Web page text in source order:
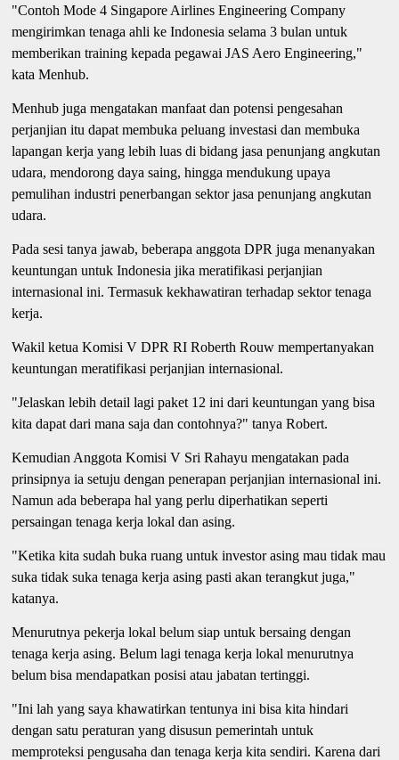
"Contoh Mode 4 Singapore Airlines Engineering Company
mengirimkan tenaga ahli ke Indonesia selama 3 bulan untuk
memberikan training kepada pegawai JAS Aero Engineering,"
kata Menhub.
Menhub juga mengatakan manfaat dan potensi pengesahan
perjanjian itu dapat membuka peluang investasi dan membuka
lapangan kerja yang lebih luas di bidang jasa penunjang angkutan
udara, mendorong daya saing, hingga mendukung upaya
pemulihan industri penerbangan sektor jasa penunjang angkutan
udara.
Pada sesi tanya jawab, beberapa anggota DPR juga menanyakan
keuntungan untuk Indonesia jika meratifikasi perjanjian
internasional ini. Termasuk kekhawatiran terhadap sektor tenaga
kerja.
Wakil ketua Komisi V DPR RI Roberth Rouw mempertanyakan
keuntungan meratifikasi perjanjian internasional.
"Jelaskan lebih detail lagi paket 12 ini dari keuntungan yang bisa
kita dapat dari mana saja dan contohnya?" tanya Robert.
Kemudian Anggota Komisi V Sri Rahayu mengatakan pada
prinsipnya ia setuju dengan penerapan perjanjian internasional ini.
Namun ada beberapa hal yang perlu diperhatikan seperti
persaingan tenaga kerja lokal dan asing.
"Ketika kita sudah buka ruang untuk investor asing mau tidak mau
suka tidak suka tenaga kerja asing pasti akan terangkut juga,"
katanya.
Menurutnya pekerja lokal belum siap untuk bersaing dengan
tenaga kerja asing. Belum lagi tenaga kerja lokal menurutnya
belum bisa mendapatkan posisi atau jabatan tertinggi.
"Ini lah yang saya khawatirkan tentunya ini bisa kita hindari
dengan satu peraturan yang disusun pemerintah untuk
memproteksi pengusaha dan tenaga kerja kita sendiri. Karena dari